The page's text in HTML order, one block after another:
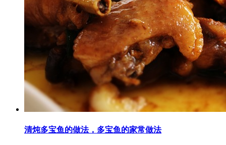
清炖多宝鱼的做法，多宝鱼的家常做法